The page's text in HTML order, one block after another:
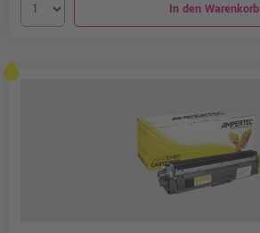
In den Warenkorb